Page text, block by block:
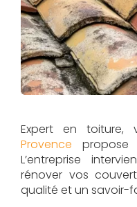
Expert en toiture,
Provence propose
L’entreprise
rénover vos
qualité et un savoir-